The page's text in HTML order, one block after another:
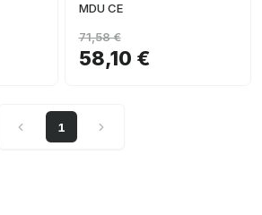
MDU CE
58,10 €
71,58 €
1